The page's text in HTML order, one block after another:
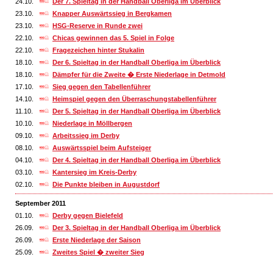
23.10.
Knapper Auswärtssieg in Bergkamen
23.10.
HSG-Reserve in Runde zwei
22.10.
Chicas gewinnen das 5. Spiel in Folge
22.10.
Fragezeichen hinter Stukalin
18.10.
Der 6. Spieltag in der Handball Oberliga im Überblick
18.10.
Dämpfer für die Zweite � Erste Niederlage in Detmold
17.10.
Sieg gegen den Tabellenführer
14.10.
Heimspiel gegen den Überraschungstabellenführer
11.10.
Der 5. Spieltag in der Handball Oberliga im Überblick
10.10.
Niederlage in Möllbergen
09.10.
Arbeitssieg im Derby
08.10.
Auswärtsspiel beim Aufsteiger
04.10.
Der 4. Spieltag in der Handball Oberliga im Überblick
03.10.
Kantersieg im Kreis-Derby
02.10.
Die Punkte bleiben in Augustdorf
September 2011
01.10.
Derby gegen Bielefeld
26.09.
Der 3. Spieltag in der Handball Oberliga im Überblick
26.09.
Erste Niederlage der Saison
25.09.
Zweites Spiel � zweiter Sieg